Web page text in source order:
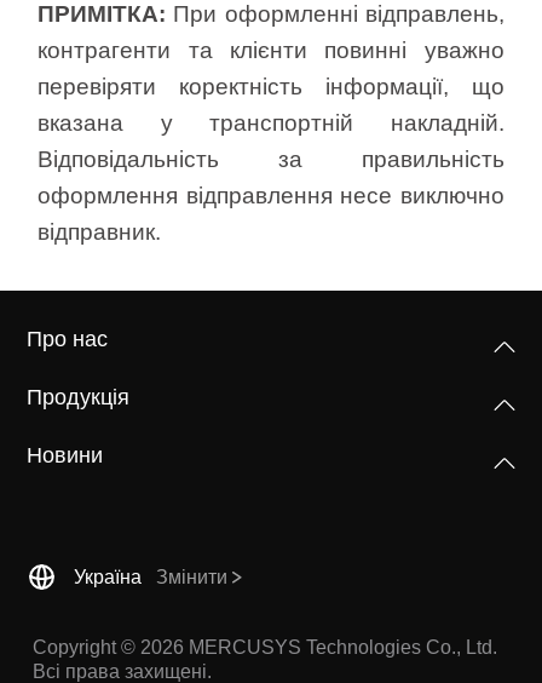
ПРИМІТКА: При оформленні відправлень,
контрагенти та клієнти повинні уважно
перевіряти коректність інформації, що
вказана у транспортній накладній.
Відповідальність за правильність
оформлення відправлення несе виключно
відправник.
Про нас
Продукція
Новини
Україна Змінити
Copyright © 2026 MERCUSYS Technologies Co., Ltd.
Всі права захищені.